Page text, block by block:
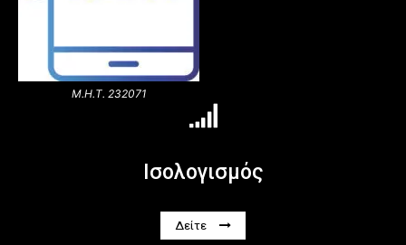
Μ.Η.Τ. 232071
Ισολογισμός
Δείτε